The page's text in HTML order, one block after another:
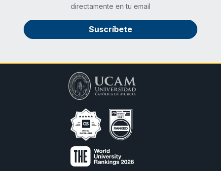
directamente en tu email
Suscríbete